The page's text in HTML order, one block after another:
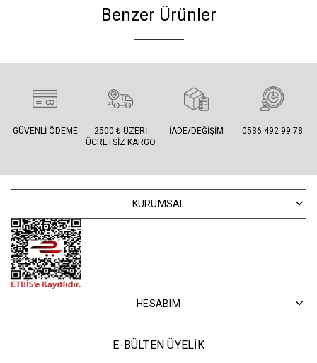
Benzer Ürünler
GÜVENLI ÖDEME
2500 ₺ ÜZERI
ÜCRETSIZ KARGO
İADE/DEĞIŞIM 0536 492 99 78
KURUMSAL
HESABIM
E-BÜLTEN ÜYELİK